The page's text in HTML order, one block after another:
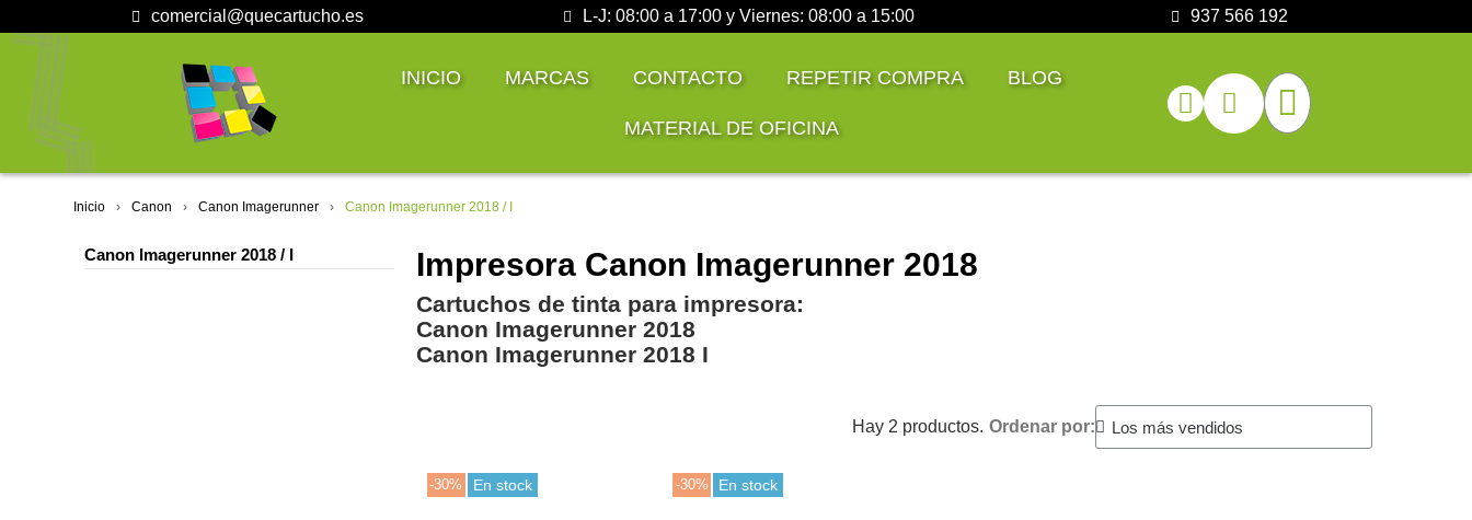
comercial@quecartucho.es L-J: 08:00 a 17:00 y Viernes: 08:00 a 15:00 937 566 192
INICIO MARCAS CONTACTO REPETIR COMPRA BLOG
MATERIAL DE OFICINA
Inicio Canon Canon Imagerunner Canon Imagerunner 2018 / I
Canon Imagerunner 2018 / I Impresora Canon Imagerunner 2018
Cartuchos de tinta para impresora:
Canon Imagerunner 2018
Canon Imagerunner 2018 I
Hay 2 productos. Ordenar por:
-30% En stock -30% En stock